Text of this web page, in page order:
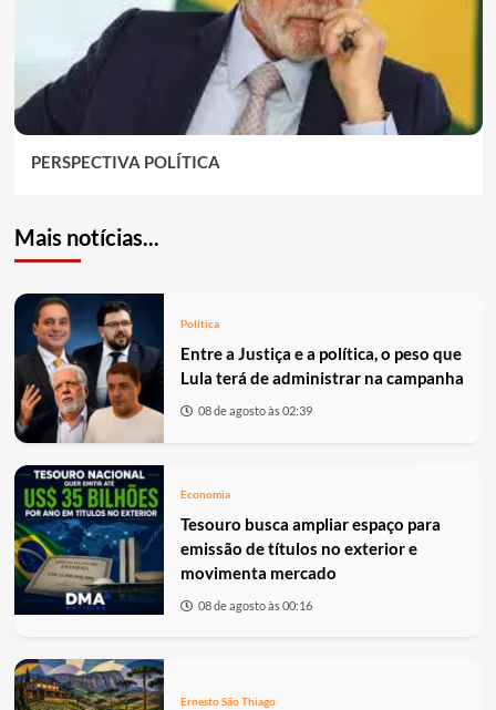
PERSPECTIVA POLÍTICA
Mais notícias...
Política
Entre a Justiça e a política, o peso que
Lula terá de administrar na campanha
08 de agosto às 02:39
Economia
Tesouro busca ampliar espaço para
emissão de títulos no exterior e
movimenta mercado
08 de agosto às 00:16
Ernesto São Thiago